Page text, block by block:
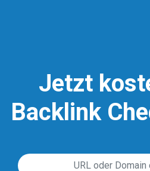
Jetzt
Backlink